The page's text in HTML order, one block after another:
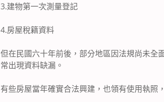
3.建物第一次測量登記
4.房屋稅籍資料
但在民國六十年前後，部分地區因法規尚未全
常出現資料缺漏。
有些房屋當年確實合法興建，也領有使用執照